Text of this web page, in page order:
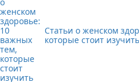
Статьи о женском
которые стоит изучить